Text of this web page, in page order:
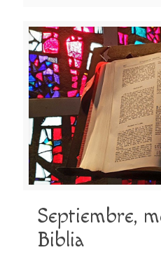
Septiembre,
Biblia